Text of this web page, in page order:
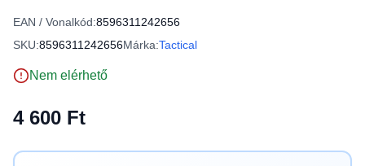
EAN / Vonalkód:8596311242656
SKU:8596311242656Márka:Tactical
Nem elérhető
4 600 Ft